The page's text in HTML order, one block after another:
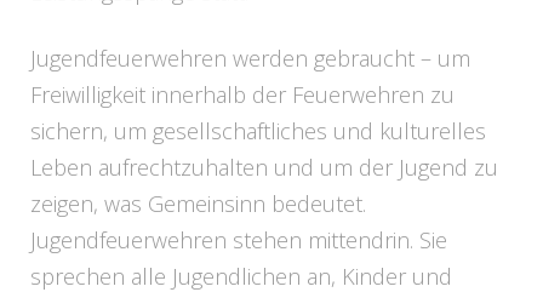
Jugendfeuerwehren werden gebraucht – um
Freiwilligkeit innerhalb der Feuerwehren zu
sichern, um gesellschaftliches und kulturelles
Leben aufrechtzuhalten und um der Jugend zu
zeigen, was Gemeinsinn bedeutet.
Jugendfeuerwehren stehen mittendrin. Sie
sprechen alle Jugendlichen an, Kinder und